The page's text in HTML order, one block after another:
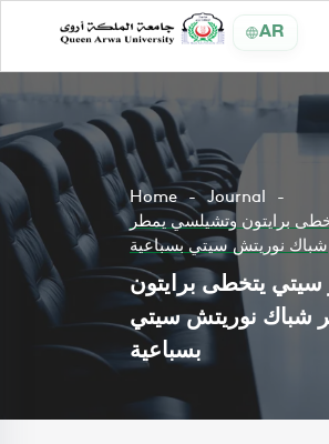
AR
Home
Journal
برايتون وتشيلسي يمطر
شباك نوريتش سيتي بسباعية
يتخطى برايتون
شباك نوريتش سيتي
بسباعية